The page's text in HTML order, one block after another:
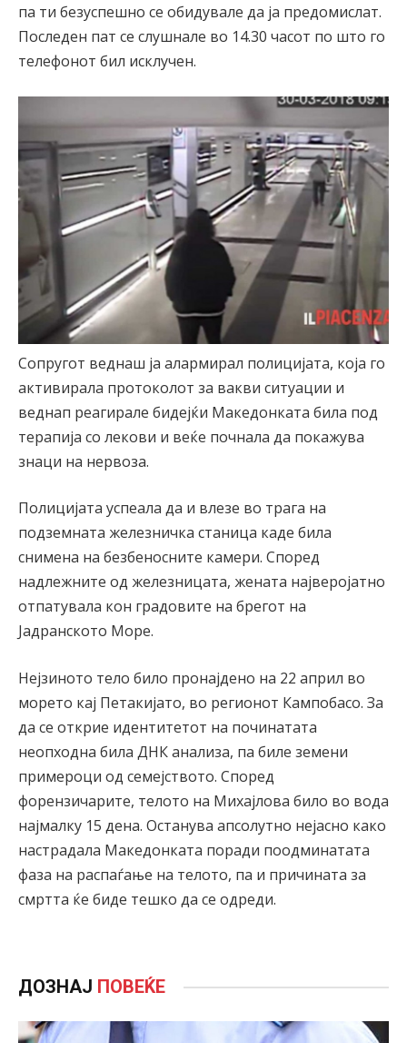
па ти безуспешно се обидувале да ја предомислат.
Последен пат се слушнале во 14.30 часот по што го
телефонот бил исклучен.
Сопругот веднаш ја алармирал полицијата, која го
активирала протоколот за вакви ситуации и
веднап реагирале бидејќи Македонката била под
терапија со лекови и веќе почнала да покажува
знаци на нервоза.
Полицијата успеала да и влезе во трага на
подземната железничка станица каде била
снимена на безбеносните камери. Според
надлежните од железницата, жената најверојатно
отпатувала кон градовите на брегот на
Јадранското Море.
Нејзиното тело било пронајдено на 22 април во
морето кај Петакијато, во регионот Кампобасо. За
да се открие идентитетот на починатата
неопходна била ДНК анализа, па биле земени
примероци од семејството. Според
форензичарите, телото на Михајлова било во вода
најмалку 15 дена. Останува апсолутно нејасно како
настрадала Македонката поради поодминатата
фаза на распаѓање на телото, па и причината за
смртта ќе биде тешко да се одреди.
ДОЗНАЈ ПОВЕЌЕ